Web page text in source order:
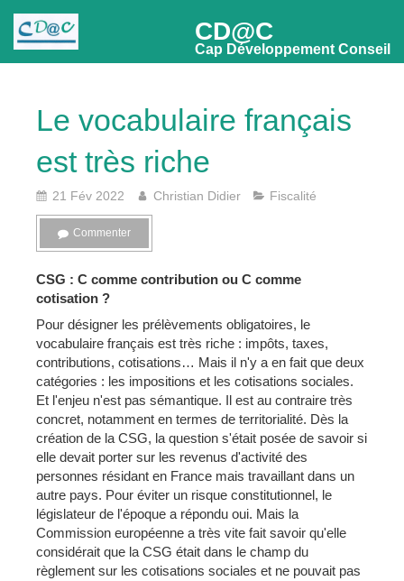
CD@C
Cap Développement Conseil
Le vocabulaire français
est très riche
21 Fév 2022 Christian Didier Fiscalité
Commenter
CSG : C comme contribution ou C comme
cotisation ?
Pour désigner les prélèvements obligatoires, le
vocabulaire français est très riche : impôts, taxes,
contributions, cotisations… Mais il n'y a en fait que deux
catégories : les impositions et les cotisations sociales.
Et l'enjeu n'est pas sémantique. Il est au contraire très
concret, notamment en termes de territorialité. Dès la
création de la CSG, la question s'était posée de savoir si
elle devait porter sur les revenus d'activité des
personnes résidant en France mais travaillant dans un
autre pays. Pour éviter un risque constitutionnel, le
législateur de l'époque a répondu oui. Mais la
Commission européenne a très vite fait savoir qu'elle
considérait que la CSG était dans le champ du
règlement sur les cotisations sociales et ne pouvait pas